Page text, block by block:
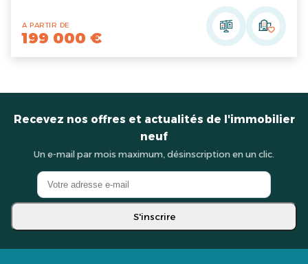
A PARTIR DE
199 000 €
Recevez nos offres et actualités de l'immobilier
neuf
Un e-mail par mois maximum, désinscription en un clic.
S'inscrire